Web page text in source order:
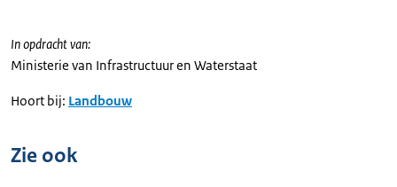
In opdracht van:
Ministerie van Infrastructuur en Waterstaat
Hoort bij: Landbouw
Zie ook